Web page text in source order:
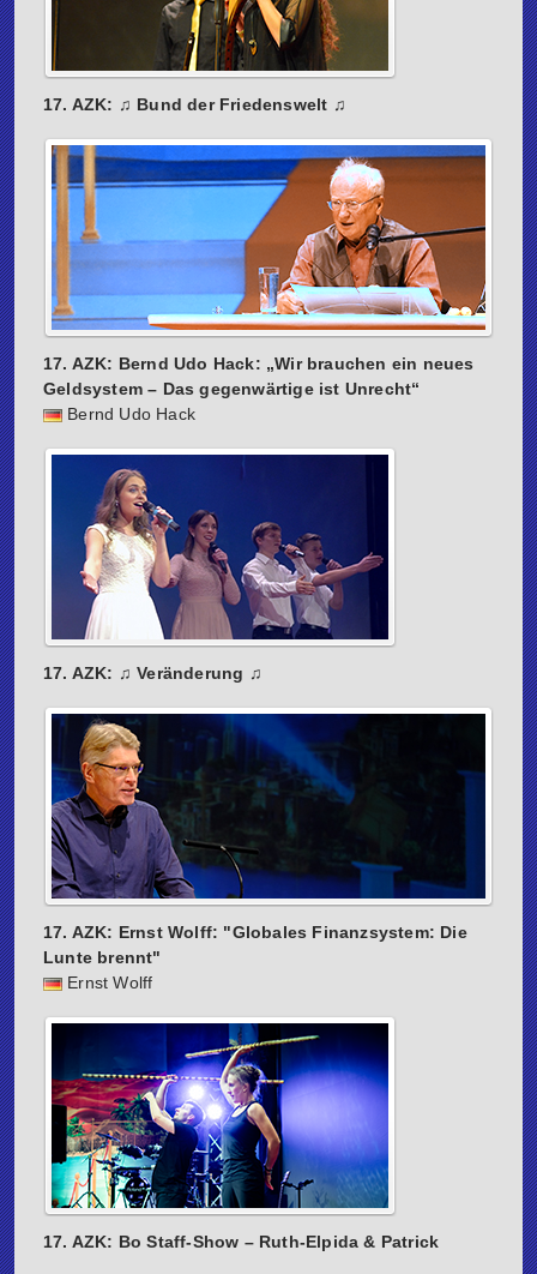
17. AZK: ♫ Bund der Friedenswelt ♫
17. AZK: Bernd Udo Hack: „Wir brauchen ein neues
Geldsystem – Das gegenwärtige ist Unrecht“
Bernd Udo Hack
17. AZK: ♫ Veränderung ♫
17. AZK: Ernst Wolff: "Globales Finanzsystem: Die
Lunte brennt"
Ernst Wolff
17. AZK: Bo Staff-Show – Ruth-Elpida & Patrick